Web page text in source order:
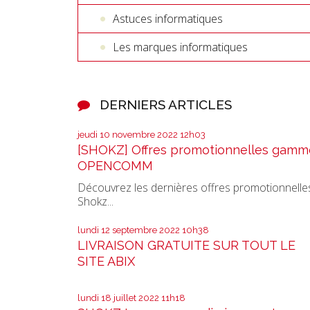
Astuces informatiques
Les marques informatiques
DERNIERS ARTICLES
jeudi 10 novembre 2022 12h03
[SHOKZ] Offres promotionnelles
OPENCOMM
Découvrez les dernières offres
Shokz...
lundi 12 septembre 2022 10h38
LIVRAISON GRATUITE SUR TOUT LE
SITE ABIX
lundi 18 juillet 2022 11h18